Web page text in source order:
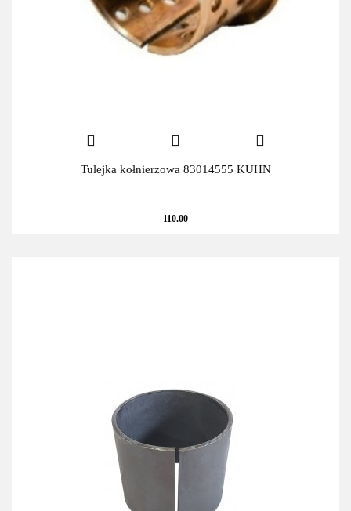
Tulejka kołnierzowa 83014555 KUHN
110.00